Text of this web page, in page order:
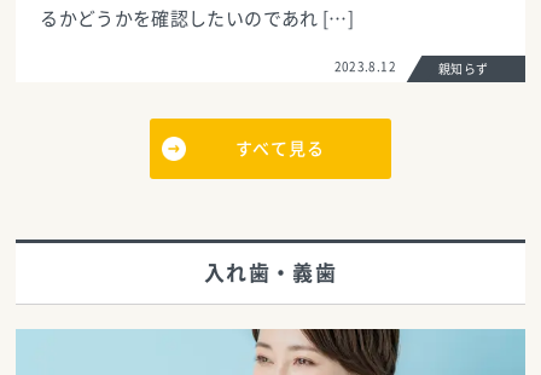
るかどうかを確認したいのであれ […]
2023.8.12 親知らず
すべて見る
入れ歯・義歯